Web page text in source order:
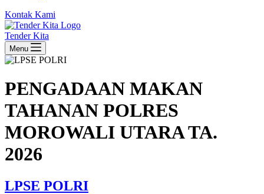
Kontak Kami
Tender Kita
Menu
PENGADAAN MAKAN
TAHANAN POLRES
MOROWALI UTARA TA.
2026
LPSE POLRI